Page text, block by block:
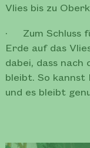
Vlies bis zu
· Zum Schluss
Erde auf das
dabei, dass nach
bleibt. So kannst
und es bleibt